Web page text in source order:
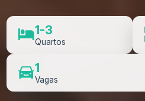
1-3
Quartos
1
Vagas